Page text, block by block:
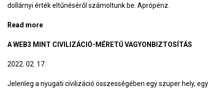
dollárnyi érték eltűnéséről számoltunk be. Aprópénz.
Read more
A WEB3 MINT CIVILIZÁCIÓ-MÉRETŰ VAGYONBIZTOSÍTÁS
2022. 02. 17.
Jelenleg a nyugati civilizáció összességében egy szuper hely, egy